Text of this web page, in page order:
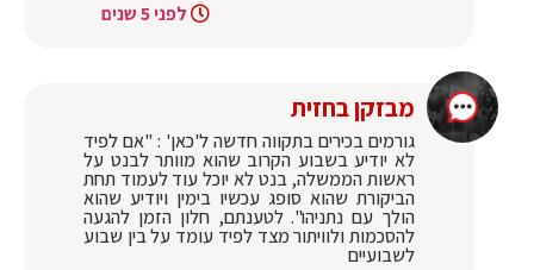
לפני 5 שנים
מבזקן בחזית
‏גורמים בכירים בתקווה חדשה ל'כאן' : "אם לפיד
לא יודיע בשבוע הקרוב שהוא מוותר לבנט על
ראשות הממשלה, בנט לא יוכל עוד לעמוד תחת
הביקורת שהוא סופג עכשיו בימין ויודיע שהוא
הולך עם נתניהו". לטענתם, חלון הזמן להגעה
להסכמות ולוויתור מצד לפיד עומד על בין שבוע
לשבועיים